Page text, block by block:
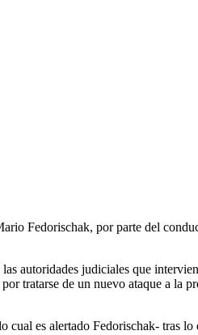
Fedorischak, por parte del
autoridades judiciales que
tratarse de un nuevo ataque a la
cual es alertado Fedorischak- tras lo